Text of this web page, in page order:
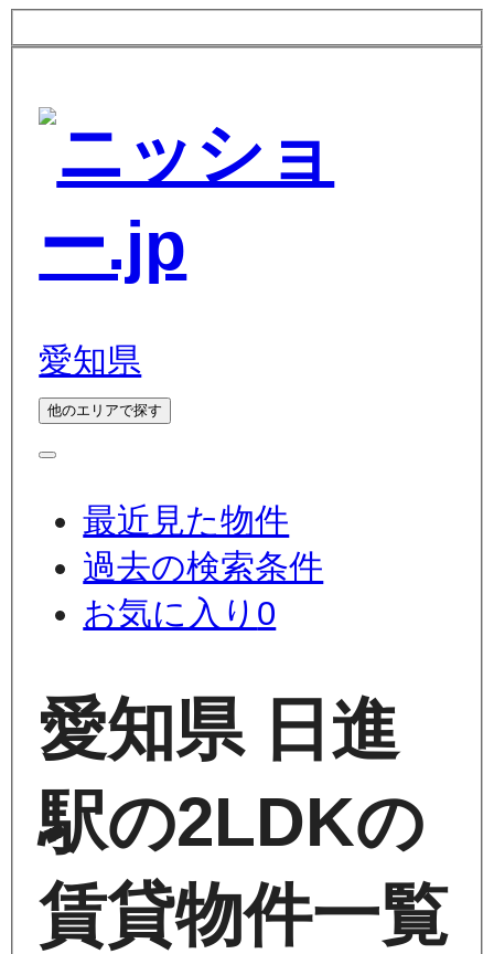
愛知県
他のエリアで探す
最近見た物件
過去の検索条件
お気に入り 0
愛知県 日進
駅の2LDKの
賃貸物件一覧